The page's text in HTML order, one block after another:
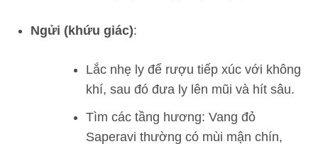
Ngửi (khứu giác):
Lắc nhẹ ly để rượu tiếp xúc với không
khí, sau đó đưa ly lên mũi và hít sâu.
Tìm các tầng hương: Vang đỏ
Saperavi thường có mùi mận chín,